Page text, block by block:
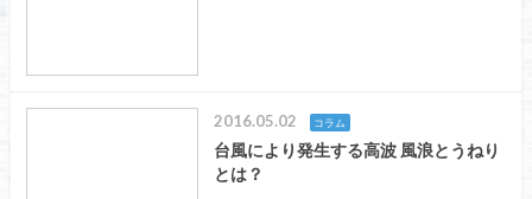
2016.05.02 コラム
台風により発生する高波 風浪とうねり
とは？